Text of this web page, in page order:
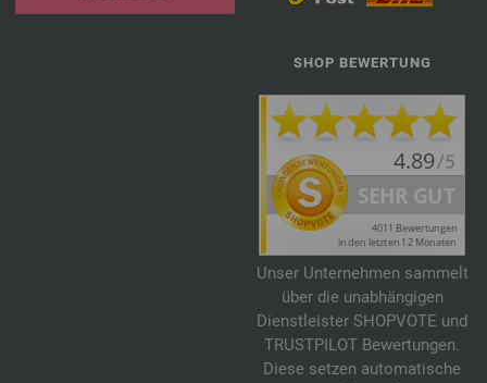
SHOP BEWERTUNG
Unser Unternehmen sammelt
über die unabhängigen
Dienstleister SHOPVOTE und
TRUSTPILOT Bewertungen.
Diese setzen automatische